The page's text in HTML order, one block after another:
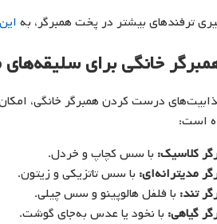
ترفندهای بیشتر در پخت همبرگر، به
خانگی برای
درست کردن همبرگر خانگی،
است:
کلاسیک: با سس کچاپ و خردل.
مدیترانه‌ای: با سس تاتزیکی و زیتون.
تند: با فلفل هالوپینو و سس چیلی.
گیاهی: با نخود یا عدس به‌جای گوشت.